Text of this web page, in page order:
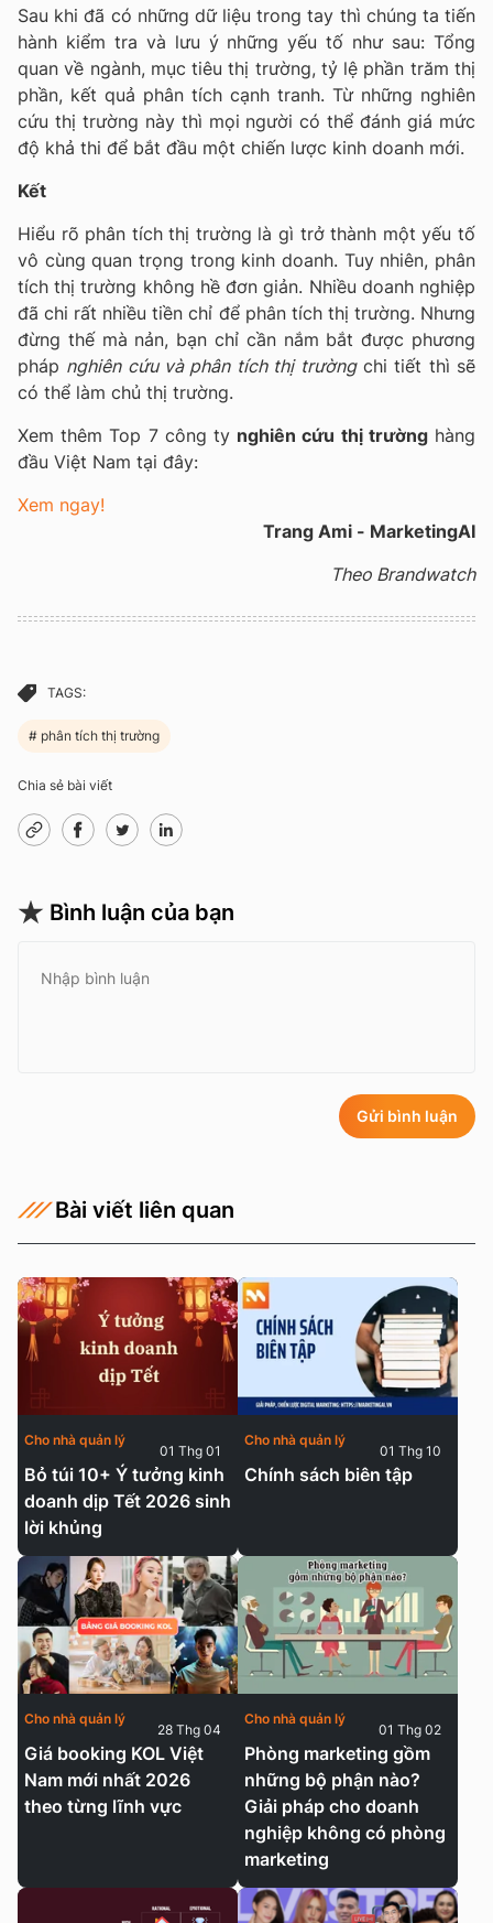
Sau khi đã có những dữ liệu trong tay thì chúng ta tiến
hành kiểm tra và lưu ý những yếu tố như sau: Tổng
quan về ngành, mục tiêu thị trường, tỷ lệ phần trăm thị
phần, kết quả phân tích cạnh tranh. Từ những nghiên
cứu thị trường này thì mọi người có thể đánh giá mức
độ khả thi để bắt đầu một chiến lược kinh doanh mới.
Kết
Hiểu rõ phân tích thị trường là gì trở thành một yếu tố
vô cùng quan trọng trong kinh doanh. Tuy nhiên, phân
tích thị trường không hề đơn giản. Nhiều doanh nghiệp
đã chi rất nhiều tiền chỉ để phân tích thị trường. Nhưng
đừng thế mà nản, bạn chỉ cần nắm bắt được phương
pháp nghiên cứu và phân tích thị trườngchi tiết thì sẽ
có thể làm chủ thị trường.
Xem thêm Top 7 công ty nghiên cứu thị trườnghàng
đầu Việt Nam tại đây:
Xem ngay!
Trang Ami - MarketingAI
Theo Brandwatch
TAGS:
phân tích thị trường
Chia sẻ bài viết
Bình luận của bạn
Gửi bình luận
Bài viết liên quan
Bỏ túi 10+ Ý tưởng kinh
doanh dịp Tết 2026 sinh
lời khủng
Cho nhà quản lý
01 Thg 01
Chính sách biên tập
Cho nhà quản lý
01 Thg 10
Giá booking KOL Việt
Nam mới nhất 2026
theo từng lĩnh vực
Cho nhà quản lý
28 Thg 04
Phòng marketing gồm
những bộ phận nào?
Giải pháp cho doanh
nghiệp không có phòng
marketing
Cho nhà quản lý
01 Thg 02